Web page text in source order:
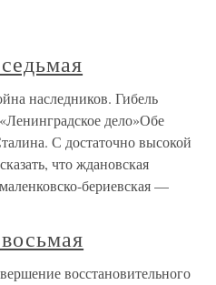
наследников. Гибель
дело»Обе
С достаточно высокой
что ждановская
бериевская —
восстановительного